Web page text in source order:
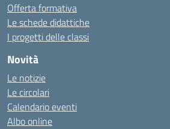
Offerta formativa
Le schede didattiche
I progetti delle classi
Novità
Le notizie
Le circolari
Calendario eventi
Albo online